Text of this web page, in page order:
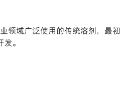
领域广泛使用的传统溶剂，最初
。